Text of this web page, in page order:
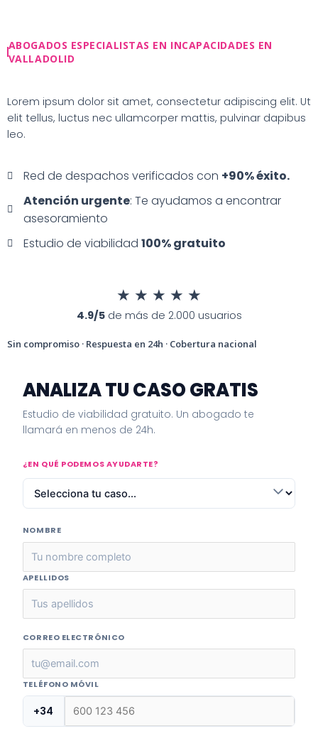
contenido
ABOGADOS ESPECIALISTAS EN INCAPACIDADES EN
VALLADOLID
Lorem ipsum dolor sit amet, consectetur adipiscing elit. Ut
elit tellus, luctus nec ullamcorper mattis, pulvinar dapibus
leo.
Red de despachos verificados con +90% éxito.
Atención urgente: Te ayudamos a encontrar
asesoramiento
Estudio de viabilidad 100% gratuito
★ ★ ★ ★ ★
4.9/5de más de 2.000 usuarios
Sin compromiso · Respuesta en 24h · Cobertura nacional
ANALIZA TU CASO GRATIS
Estudio de viabilidad gratuito. Un abogado te
llamará en menos de 24h.
¿EN QUÉ PODEMOS AYUDARTE?
NOMBRE
APELLIDOS
CORREO ELECTRÓNICO
TELÉFONO MÓVIL
+34